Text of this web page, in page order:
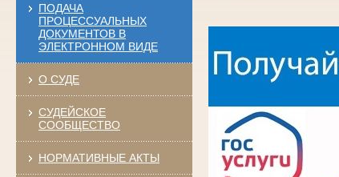
ПОДАЧА
ПРОЦЕССУАЛЬНЫХ
ДОКУМЕНТОВ В
ЭЛЕКТРОННОМ ВИДЕ
О СУДЕ
СУДЕЙСКОЕ
СООБЩЕСТВО
НОРМАТИВНЫЕ АКТЫ